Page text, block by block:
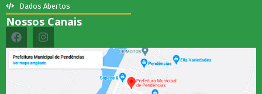
Dados Abertos
Nossos Canais